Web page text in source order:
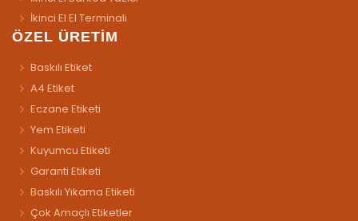
İkinci El El Terminali
ÖZEL ÜRETİM
Baskılı Etiket
A4 Etiket
Eczane Etiketi
Yem Etiketi
Kuyumcu Etiketi
Garanti Etiketi
Baskılı Yıkama Etiketi
Çok Amaçlı Etiketler